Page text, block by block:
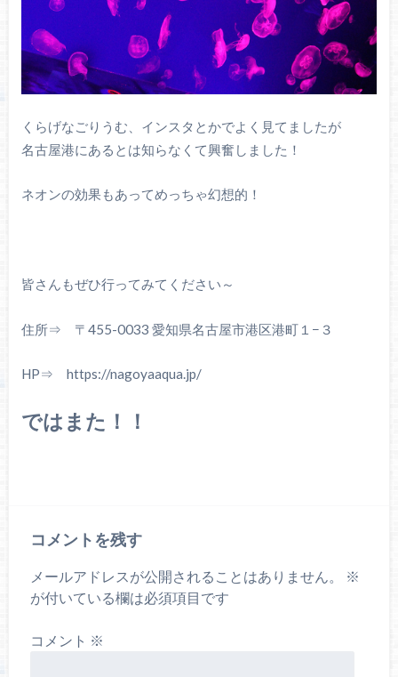
くらげなごりうむ、インスタとかでよく見てましたが
名古屋港にあるとは知らなくて興奮しました！
ネオンの効果もあってめっちゃ幻想的！
皆さんもぜひ行ってみてください～
住所⇒ 〒455-0033 愛知県名古屋市港区港町１−３
HP⇒ https://nagoyaaqua.jp/
ではまた！！
コメントを残す
メールアドレスが公開されることはありません。
※
が付いている欄は必須項目です
コメント ※